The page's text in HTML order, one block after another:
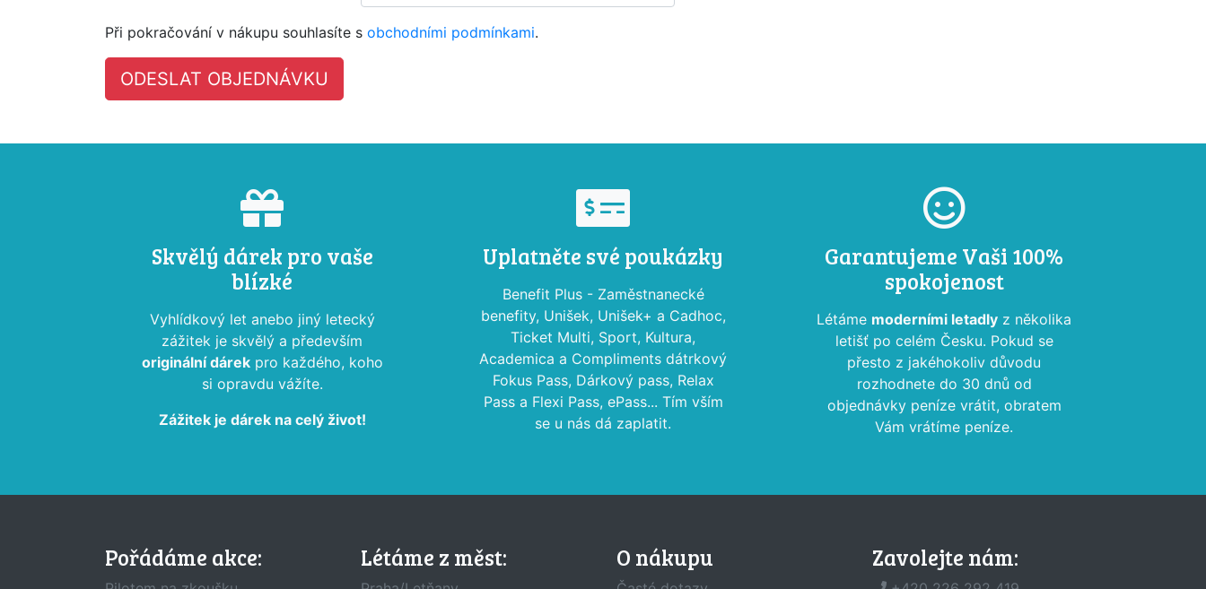
Při pokračování v nákupu souhlasíte s obchodními podmínkami.
Skvělý dárek pro vaše
blízké
Vyhlídkový let anebo jiný letecký
zážitek je skvělý a především
originální dárekpro každého, koho
si opravdu vážíte.
Zážitek je dárek na celý život!
Uplatněte své poukázky
Benefit Plus - Zaměstnanecké
benefity, Unišek, Unišek+ a Cadhoc,
Ticket Multi, Sport, Kultura,
Academica a Compliments dátrkový
Fokus Pass, Dárkový pass, Relax
Pass a Flexi Pass, ePass... Tím vším
se u nás dá zaplatit.
Garantujeme Vaši 100%
spokojenost
Létáme moderními letadly z několika
letišť po celém Česku. Pokud se
přesto z jakéhokoliv důvodu
rozhodnete do 30 dnů od
objednávky peníze vrátit, obratem
Vám vrátíme peníze.
Pořádáme akce: Létáme z měst: O nákupu Zavolejte nám: